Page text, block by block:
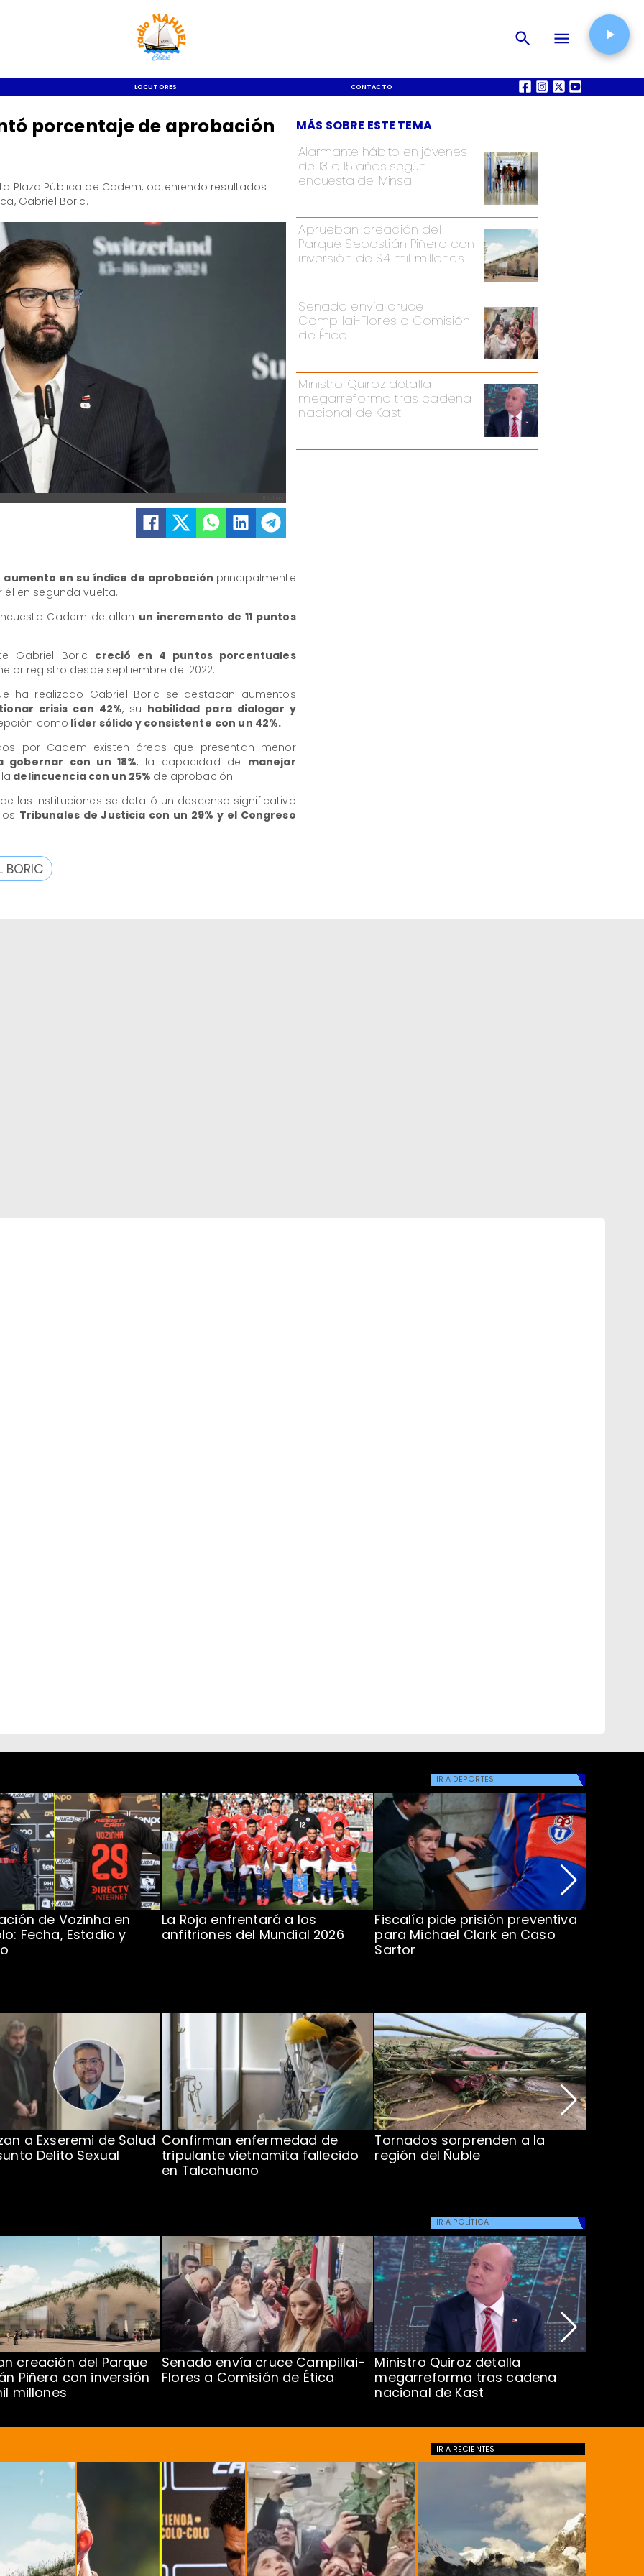
LOCUTORES CONTACTO QUIÉNES SOMOS
Alarmante hábito en jóvenes
de 13 a 15 años según
encuesta del Minsal
Aprueban creación del
Parque Sebastián Piñera con
inversión de $4 mil millones
Senado envía cruce
Campillai-Flores a Comisión
de Ética
Ministro Quiroz detalla
megarreforma tras cadena
nacional de Kast
MÁS SOBRE ESTE TEMA
porcentaje de aprobación
Plaza Pública de Cadem, obteniendo resultados
Gabriel Boric.
en su índice de aprobación principalmente
en segunda vuelta.
Cadem detallan un incremento de 11 puntos
Gabriel Boric creció en 4 puntos porcentuales
registro desde septiembre del 2022.
ha realizado Gabriel Boric se destacan aumentos
crisis con 42%, su habilidad para dialogar y
como líder sólido y consistente con un 42%.
por Cadem existen áreas que presentan menor
gobernar con un 18%, la capacidad de manejar
delincuencia con un 25% de aprobación.
las instituciones se detalló un descenso significativo
Tribunales de Justicia con un 29% y el Congreso
BORIC
IR A DEPORTES
de Vozinha en
Fecha, Estadio y
La Roja enfrentará a los
anfitriones del Mundial 2026
Fiscalía pide prisión preventiva
para Michael Clark en Caso
Sartor
a Exseremi de Salud
Delito Sexual
Confirman enfermedad de
tripulante vietnamita fallecido
en Talcahuano
Tornados sorprenden a la
región del Ñuble
IR A POLÍTICA
creación del Parque
Piñera con inversión
millones
Senado envía cruce Campillai-
Flores a Comisión de Ética
Ministro Quiroz detalla
megarreforma tras cadena
nacional de Kast
IR A RECIENTES